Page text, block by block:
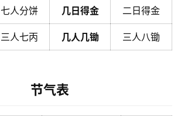
七人分饼 几日得金 二日得金
三人七丙 几人几锄 三人八锄
节气表